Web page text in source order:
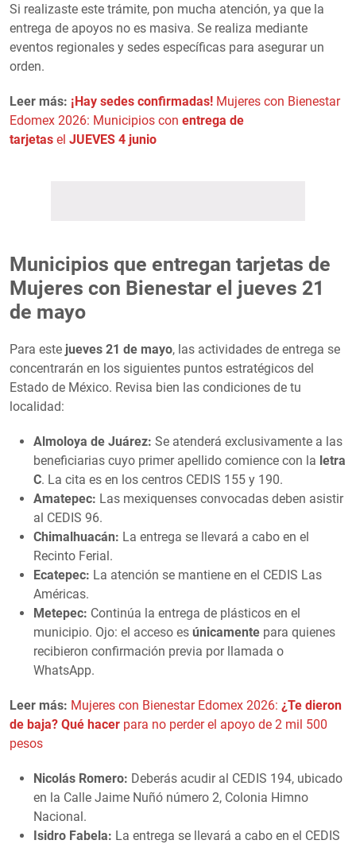
Si realizaste este trámite, pon mucha atención, ya que la
entrega de apoyos no es masiva. Se realiza mediante
eventos regionales y sedes específicas para asegurar un
orden.
Leer más: ¡Hay sedes confirmadas! Mujeres con Bienestar
Edomex 2026: Municipios con entrega de
tarjetas el JUEVES 4 junio
Municipios que entregan tarjetas de
Mujeres con Bienestar el jueves 21
de mayo
Para este jueves 21 de mayo, las actividades de entrega se
concentrarán en los siguientes puntos estratégicos del
Estado de México. Revisa bien las condiciones de tu
localidad:
Almoloya de Juárez: Se atenderá exclusivamente a las
beneficiarias cuyo primer apellido comience con la letra
C. La cita es en los centros CEDIS 155 y 190.
Amatepec: Las mexiquenses convocadas deben asistir
al CEDIS 96.
Chimalhuacán: La entrega se llevará a cabo en el
Recinto Ferial.
Ecatepec: La atención se mantiene en el CEDIS Las
Américas.
Metepec: Continúa la entrega de plásticos en el
municipio. Ojo: el acceso es únicamente para quienes
recibieron confirmación previa por llamada o
WhatsApp.
Leer más: Mujeres con Bienestar Edomex 2026: ¿Te dieron
de baja? Qué hacer para no perder el apoyo de 2 mil 500
pesos
Nicolás Romero: Deberás acudir al CEDIS 194, ubicado
en la Calle Jaime Nuñó número 2, Colonia Himno
Nacional.
Isidro Fabela: La entrega se llevará a cabo en el CEDIS